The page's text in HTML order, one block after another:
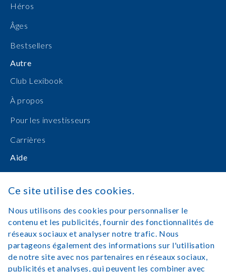
Héros
Âges
Bestsellers
Autre
Club Lexibook
À propos
Pour les investisseurs
Carrières
Aide
Manuels d'utilisation
Achats en ligne
Nous contacter
Se connecter
Ce site utilise des cookies.
Nous utilisons des cookies pour personnaliser le
contenu et les publicités, fournir des fonctionnalités de
réseaux sociaux et analyser notre trafic. Nous
partageons également des informations sur l'utilisation
de notre site avec nos partenaires en réseaux sociaux,
publicités et analyses, qui peuvent les combiner avec